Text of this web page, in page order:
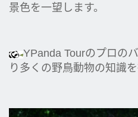
景色を一望します。
YPanda Tourのプロの
り多くの野鳥動物の知識を